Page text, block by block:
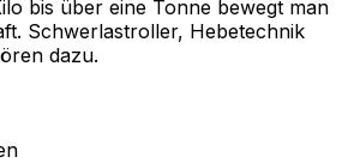
bis über eine Tonne bewegt man
Schwerlastroller, Hebetechnik
dazu.